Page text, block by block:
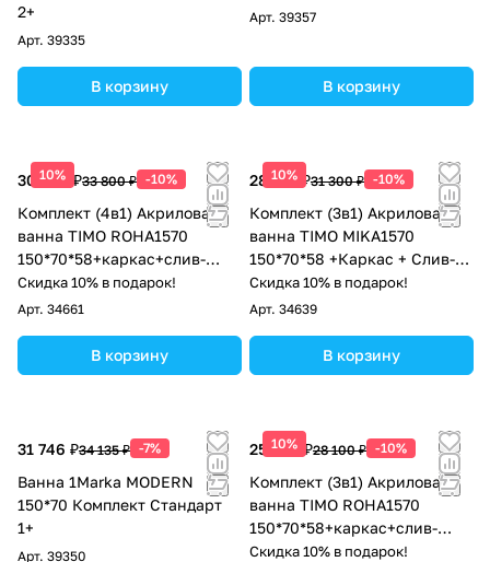
2+
Арт. 39335
В корзину
Арт. 39357
В корзину
10%
30 420 ₽33 800 ₽ -10%
Комплект (4в1) Акриловая
ванна TIMO ROHA1570
150*70*58+каркас+слив-
перелив+фронтальная
панель
Скидка 10% в подарок!
Арт. 34661
В корзину
10%
28 170 ₽31 300 ₽ -10%
Комплект (3в1) Акриловая
ванна TIMO MIKA1570
150*70*58 +Каркас + Слив-
перелив
Скидка 10% в подарок!
Арт. 34639
В корзину
31 746 ₽34 135 ₽ -7%
Ванна 1Marka MODERN
150*70 Комплект Стандарт
1+
Арт. 39350
10%
25 290 ₽28 100 ₽ -10%
Комплект (3в1) Акриловая
ванна TIMO ROHA1570
150*70*58+каркас+слив-
перелив
Скидка 10% в подарок!